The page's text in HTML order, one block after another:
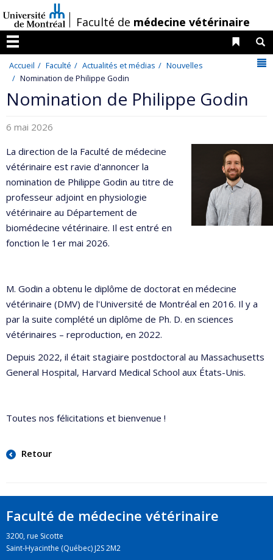
au
contenu
/Faculté de médecine vétérinaire
Menu
Liens
Accueil Faculté Actualités et médias
Nouvelles
Nomination de Philippe Godin
Nomination de Philippe Godin
6 mai 2026
La direction de la Faculté de médecine
vétérinaire est ravie d'annoncer la
nomination de Philippe Godin au titre de
professeur adjoint en physiologie
vétérinaire au Département de
biomédecine vétérinaire. Il est entré en
fonction le 1er mai 2026.
M. Godin a obtenu le diplôme de doctorat en médecine
vétérinaire (DMV) de l'Université de Montréal en 2016. Il y a
par la suite complété un diplôme de Ph. D. en sciences
vétérinaires – reproduction, en 2022.
Depuis 2022, il était stagiaire postdoctoral au Massachusetts
General Hospital, Harvard Medical School aux États-Unis.
Toutes nos félicitations et bienvenue !
Retour
Faculté de médecine vétérinaire
3200, rue Sicotte
Saint-Hyacinthe (Québec) J2S 2M2